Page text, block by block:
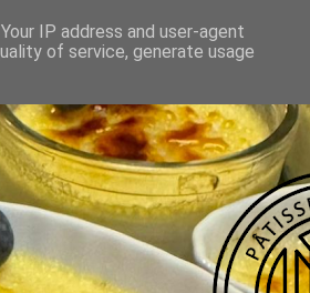
IP address and user-agent
of service, generate usage